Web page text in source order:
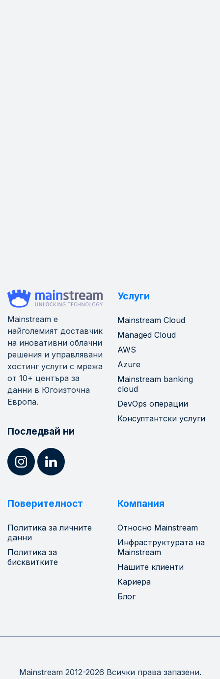
Mainstream е
найголемият доставчик
на иновативни облачни
решения и управлявани
хостинг услуги с мрежа
от 10+ центъра за
данни в Югоизточна
Европа.
Последвай ни
Услуги
Mainstream Cloud
Managed Cloud
AWS
Azure
Mainstream banking
cloud
DevOps операции
Консултантски услуги
Поверителност
Политика за личните
данни
Политика за
бисквитките
Компания
Относно Mainstream
Инфраструктурата на
Mainstream
Нашите клиенти
Кариера
Блог
Mainstream 2012-2026 Всички права запазени.